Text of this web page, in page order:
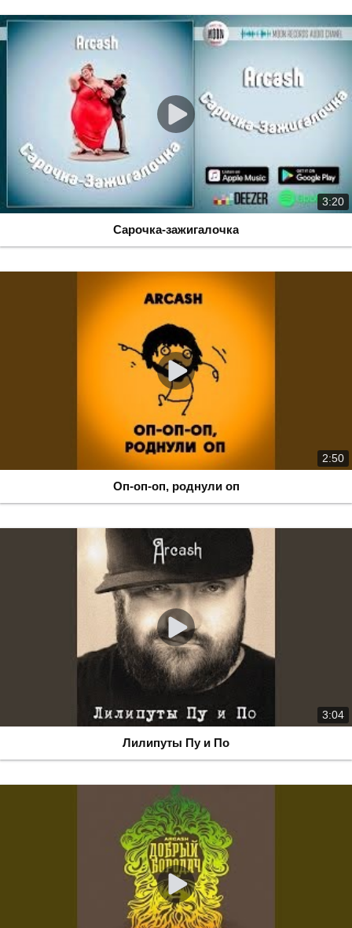
3:20
Сарочка-зажигалочка
2:50
Оп-оп-оп, роднули оп
3:04
Лилипуты Пу и По